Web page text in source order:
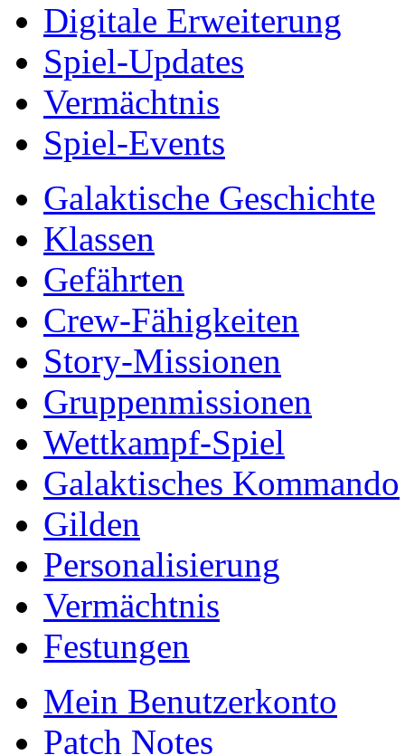
Digitale Erweiterung
Spiel-Updates
Vermächtnis
Spiel-Events
Galaktische Geschichte
Klassen
Gefährten
Crew-Fähigkeiten
Story-Missionen
Gruppenmissionen
Wettkampf-Spiel
Galaktisches Kommando
Gilden
Personalisierung
Vermächtnis
Festungen
Mein Benutzerkonto
Patch Notes